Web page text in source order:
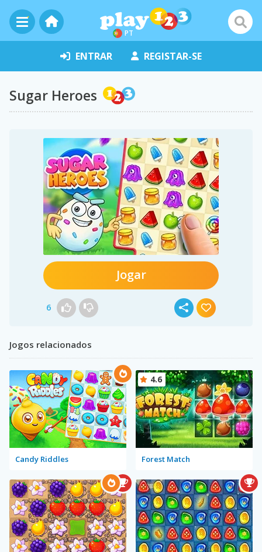
PT
ENTRAR REGISTAR-SE
Sugar Heroes
Jogar
6
Jogos relacionados
Candy Riddles Forest Match
4.6